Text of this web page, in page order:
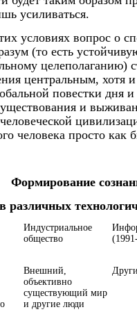
усиливаться.
вопрос о
(то есть
целеполаганию)
центральным, хотя
повестки дня
и
человека просто как
Формирование
в различных
Индустриальное
общество
Внешний,
объективно
существующий мир
и другие люди